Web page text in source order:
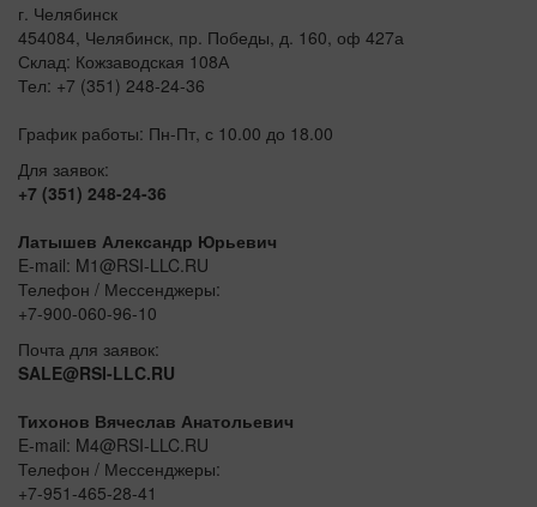
г. Челябинск
454084, Челябинск, пр. Победы, д. 160, оф 427а
Склад: Кожзаводская 108А
Тел: +7 (351) 248-24-36
График работы: Пн-Пт, с 10.00 до 18.00
Для заявок:
+7 (351) 248-24-36
Латышев Александр Юрьевич
E-mail: M1@RSI-LLC.RU
Телефон / Мессенджеры:
+7-900-060-96-10
Почта для заявок:
SALE@RSI-LLC.RU
Тихонов Вячеслав Анатольевич
E-mail: M4@RSI-LLC.RU
Телефон / Мессенджеры:
+7-951-465-28-41